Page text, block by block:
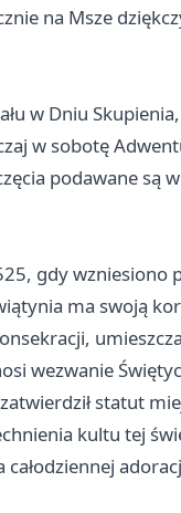
na Msze
w Dniu
w sobotę
podawane są
gdy wzniesiono
ma swoją
wezwanie
statut
kultu tej